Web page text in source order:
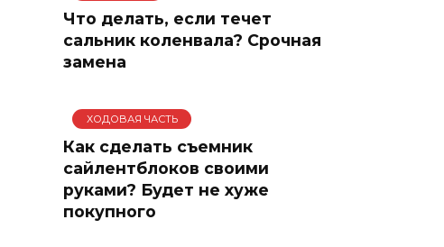
Что делать, если течет
сальник коленвала? Срочная
замена
ХОДОВАЯ ЧАСТЬ
Как сделать съемник
сайлентблоков своими
руками? Будет не хуже
покупного